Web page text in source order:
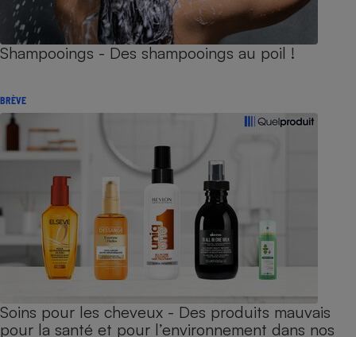
Shampooings - Des shampooings au poil !
BRÈVE
Soins pour les cheveux - Des produits mauvais
pour la santé et pour l’environnement dans nos